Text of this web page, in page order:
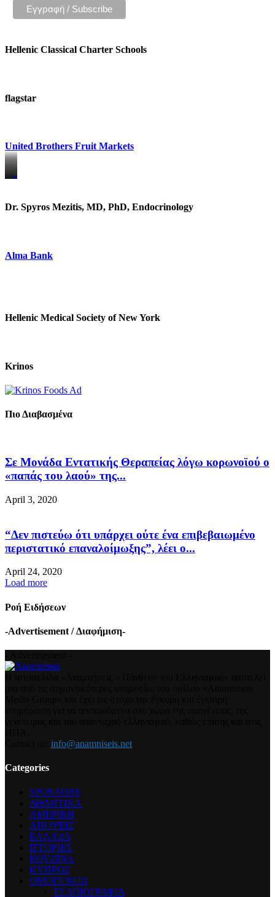
Hellenic Classical Charter Schools
flagstar
United Brothers Fruit Markets
https://www.unitedbrothersfruitmarkets.com/
https://www.unitedbrothersfruitmarkets.com/
Dr. Spyros Mezitis, MD, PhD, Endocrinology
Alma Bank
Hellenic Medical Society of New York
Krinos
Πιο Διαβασμένα
Σε Μονάδα Εντατικής Θεραπείας λόγω κορωνοϊού ο
«παπάς του λαού» της...
April 3, 2020
“Δεν πιστεύω ότι υπάρχει ούτε ένα επιβεβαιωμένο
περιστατικό επαναλοίμωξης”, λέει ο...
April 24, 2020
Load more
Ροή Ειδήσεων
-Advertisement / Διαφήμιση-
info@anamniseis.net
Categories
SPONSORS
ΑΘΛΗΤΙΚΑ
ΑΜΕΡΙΚΗ
ΑΠΟΨΕΙΣ
ΕΛΛΑΔΑ
ΙΣΤΟΡΙΕΣ
ΚΟΥΖΙΝΑ
ΚΥΠΡΟΣ
ΟΜΟΓΕΝΕΙΑ
ΓΕΛΟΙΟΓΡΑΦΙΑ